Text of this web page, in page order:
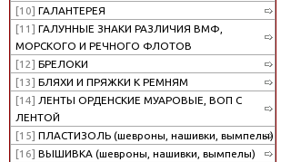
[10] ГАЛАНТЕРЕЯ
[11] ГАЛУННЫЕ ЗНАКИ РАЗЛИЧИЯ ВМФ,
МОРСКОГО И РЕЧНОГО ФЛОТОВ
[12] БРЕЛОКИ
[13] БЛЯХИ И ПРЯЖКИ К РЕМНЯМ
[14] ЛЕНТЫ ОРДЕНСКИЕ МУАРОВЫЕ, ВОП С
ЛЕНТОЙ
[15] ПЛАСТИЗОЛЬ (шевроны, нашивки, вымпелы)
[16] ВЫШИВКА (шевроны, нашивки, вымпелы)